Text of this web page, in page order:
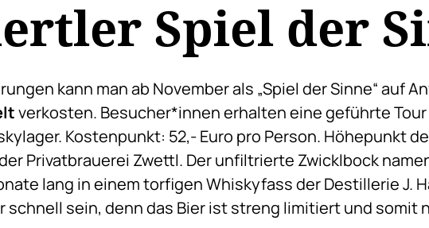
Spiel der
kann man ab November als „Spiel der Sinne“ auf
verkosten. Besucher*innen erhalten eine geführte
Kostenpunkt: 52,- Euro pro Person. Höhepunkt
Privatbrauerei Zwettl. Der unfiltrierte Zwicklbock
lang in einem torfigen Whiskyfass der Destillerie J.
schnell sein, denn das Bier ist streng limitiert und somit